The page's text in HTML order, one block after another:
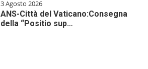
3 Agosto 2026
ANS-Città del Vaticano:Consegna
della “Positio sup…